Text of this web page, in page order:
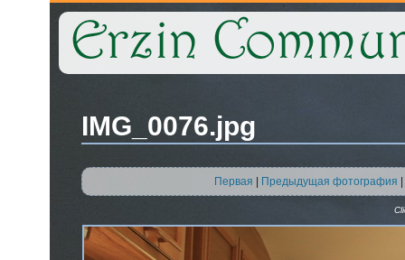
IMG_0076.jpg
Первая Предыдущая фотография